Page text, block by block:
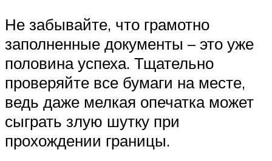
Не забывайте, что грамотно
заполненные документы – это уже
половина успеха. Тщательно
проверяйте все бумаги на месте,
ведь даже мелкая опечатка может
сыграть злую шутку при
прохождении границы.